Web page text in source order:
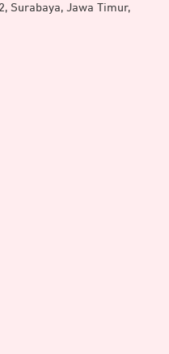
Surabaya, Jawa Timur,